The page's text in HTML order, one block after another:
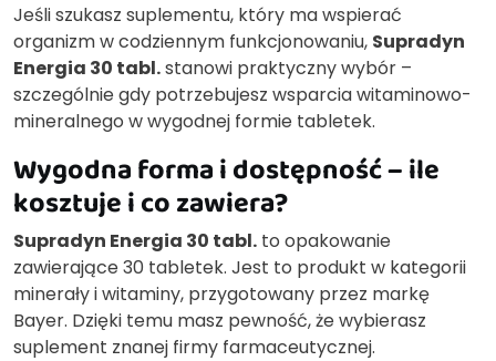
Jeśli szukasz suplementu, który ma wspierać
organizm w codziennym funkcjonowaniu, Supradyn
Energia 30 tabl.stanowi praktyczny wybór –
szczególnie gdy potrzebujesz wsparcia witaminowo-
mineralnego w wygodnej formie tabletek.
Wygodna forma i dostępność – ile
kosztuje i co zawiera?
Supradyn Energia 30 tabl. to opakowanie
zawierające 30 tabletek. Jest to produkt w kategorii
minerały i witaminy, przygotowany przez markę
Bayer. Dzięki temu masz pewność, że wybierasz
suplement znanej firmy farmaceutycznej.